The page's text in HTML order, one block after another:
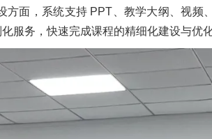
面，系统支持 PPT、教学大纲、视频
服务，快速完成课程的精细化建设与优化